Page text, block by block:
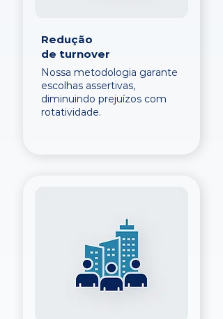
Redução
de turnover
Nossa metodologia garante
escolhas assertivas,
diminuindo prejuízos com
rotatividade.